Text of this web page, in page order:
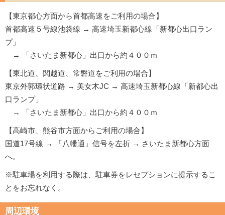
【東京都心方面から首都高速をご利用の場合】
首都高速５号線池袋線 → 高速埼玉新都心線「新都心出口ラン
プ」
→ 「さいたま新都心」出口から約４００ｍ
【東北道、関越道、常磐道をご利用の場合】
東京外郭環状道路 → 美女木JC → 高速埼玉新都心線「新都心出
口ランプ」
→ 「さいたま新都心」出口から約４００ｍ
【高崎市、熊谷市方面からご利用の場合】
国道17号線 → 「八幡通」信号を左折 → さいたま新都心方面
へ。
※駐車場を利用する際は、駐車券をレセプションに提示するこ
とをお忘れなく。
周辺環境